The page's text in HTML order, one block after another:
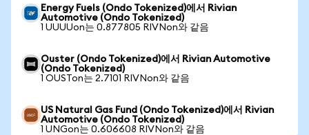
Energy Fuels (Ondo Tokenized)에서 Rivian
Automotive (Ondo Tokenized)
1 UUUUon는 0.877805 RIVNon와 같음
Ouster (Ondo Tokenized)에서 Rivian Automotive
(Ondo Tokenized)
1 OUSTon는 2.7101 RIVNon와 같음
US Natural Gas Fund (Ondo Tokenized)에서 Rivian
Automotive (Ondo Tokenized)
1 UNGon는 0.606608 RIVNon와 같음